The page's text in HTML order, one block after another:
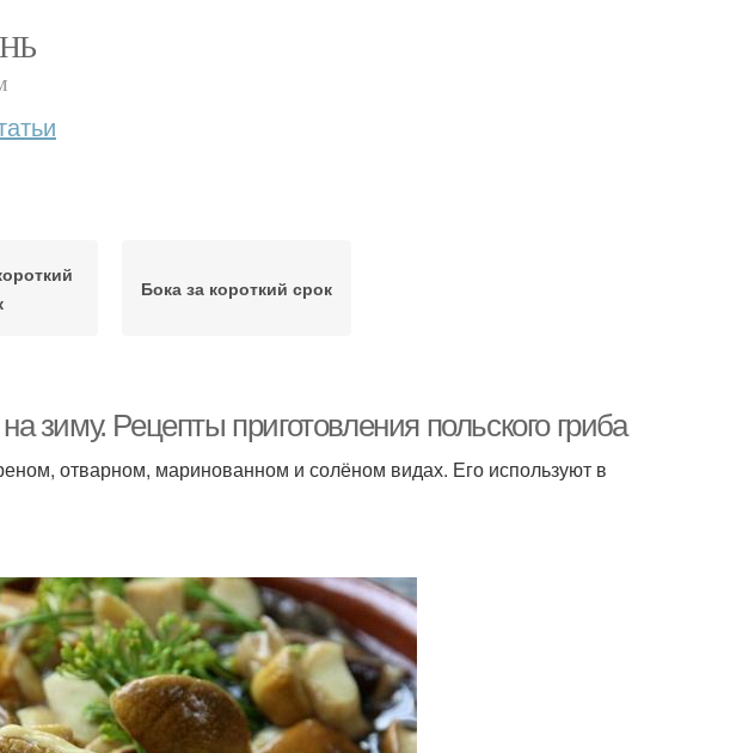
Бока за короткий срок
зиму. Рецепты приготовления польского гриба
отварном, маринованном и солёном видах. Его используют в